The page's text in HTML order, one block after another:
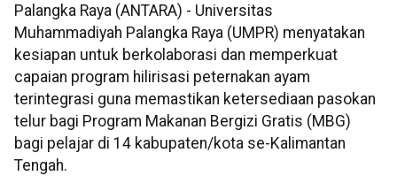
Palangka Raya (ANTARA) - Universitas
Muhammadiyah Palangka Raya (UMPR) menyatakan
kesiapan untuk berkolaborasi dan memperkuat
capaian program hilirisasi peternakan ayam
terintegrasi guna memastikan ketersediaan pasokan
telur bagi Program Makanan Bergizi Gratis (MBG)
bagi pelajar di 14 kabupaten/kota se-Kalimantan
Tengah.